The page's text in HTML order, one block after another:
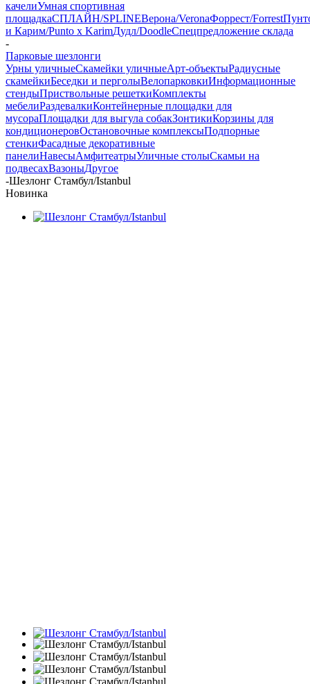
качелиУмная спортивная
площадкаСПЛАЙН/SPLINEВерона/VeronaФоррест/Forrest
и Карим/Punto x KarimДудл/DoodleСпецпредложение склада
-
Парковые шезлонги
Урны уличныеСкамейки уличныеАрт-объектыРадиусные
скамейкиБеседки и перголыВелопарковкиИнформационные
стендыПриствольные решеткиКомплекты
мебелиРаздевалкиКонтейнерные площадки для
мусораПлощадки для выгула собакЗонтикиКорзины для
кондиционеровОстановочные комплексыПодпорные
стенкиФасадные декоративные
панелиНавесыАмфитеатрыУличные столыСкамьи на
подвесахВазоныДругое
-Шезлонг Стамбул/Istanbul
Новинка